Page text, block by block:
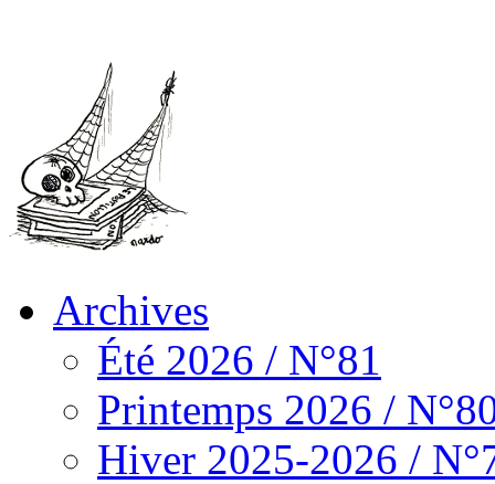
Archives
Été 2026 / N°81
Printemps 2026 /
Hiver 2025-2026 /